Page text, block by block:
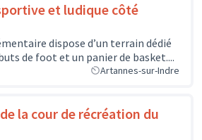
et ludique côté
dispose d’un terrain dédié
de foot et un panier de basket....
Artannes-sur-Indre
la cour de récréation du